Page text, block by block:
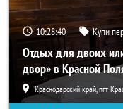
10:28:37 Купи
Отдых для двоих
двор» в Красной
Краснодарский край, пгт